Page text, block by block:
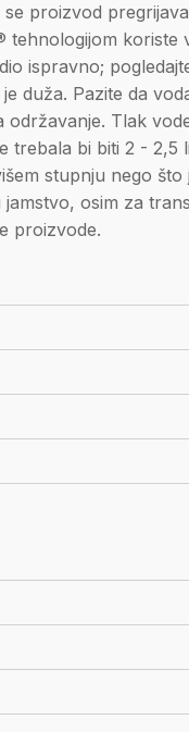
proizvod
ispravno;
duža. Pazite da
Tlak
bi biti 2 -
stupnju nego
osim za
proizvode.